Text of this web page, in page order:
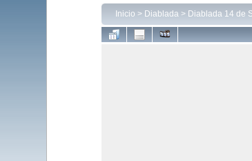
Inicio > Diablada > Diablada 14 de